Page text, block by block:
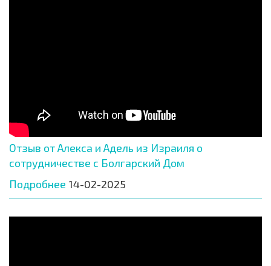
Отзыв от Алекса и Адель из Израиля о
сотрудничестве с Болгарский Дом
Подробнее 14-02-2025